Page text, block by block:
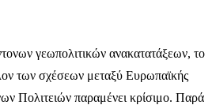
γεωπολιτικών ανακατατάξεων, το
των σχέσεων μεταξύ Ευρωπαϊκής
Πολιτειών παραμένει κρίσιμο. Παρά